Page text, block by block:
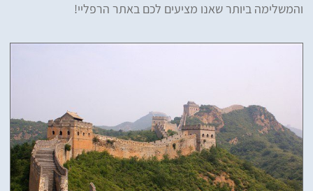
והמשלימה ביותר שאנו מציעים לכם באתר הרפליי!